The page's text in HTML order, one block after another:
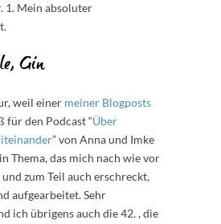
1. Mein absoluter
Gin
weil einer meiner Blogposts
für den Podcast “Über
” von Anna und Imke
Thema, das mich nach wie vor
zum Teil auch erschreckt,
aufgearbeitet. Sehr
ich übrigens auch die 42. , die